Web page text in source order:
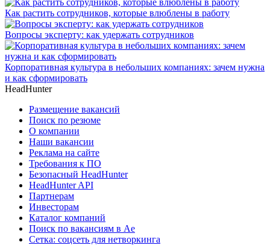
Как растить сотрудников, которые влюблены в работу
Вопросы эксперту: как удержать сотрудников
Корпоративная культура в небольших компаниях: зачем нужна
и как сформировать
HeadHunter
Размещение вакансий
Поиск по резюме
О компании
Наши вакансии
Реклама на сайте
Требования к ПО
Безопасный HeadHunter
HeadHunter API
Партнерам
Инвесторам
Каталог компаний
Поиск по вакансиям в Ае
Сетка: соцсеть для нетворкинга